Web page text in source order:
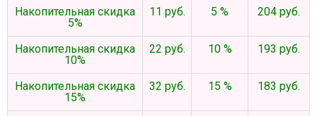
Накопительная скидка
5%
11 руб. 5 % 204 руб.
Накопительная скидка
10%
22 руб. 10 % 193 руб.
Накопительная скидка
15%
32 руб. 15 % 183 руб.